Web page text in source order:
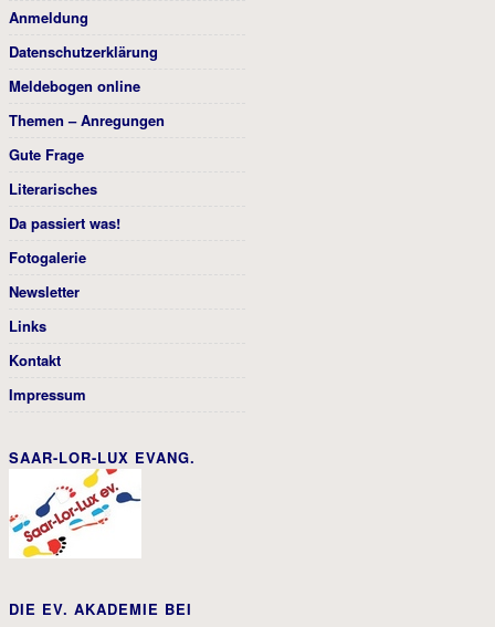
Anmeldung
Datenschutzerklärung
Meldebogen online
Themen – Anregungen
Gute Frage
Literarisches
Da passiert was!
Fotogalerie
Newsletter
Links
Kontakt
Impressum
SAAR-LOR-LUX EVANG.
DIE EV. AKADEMIE BEI